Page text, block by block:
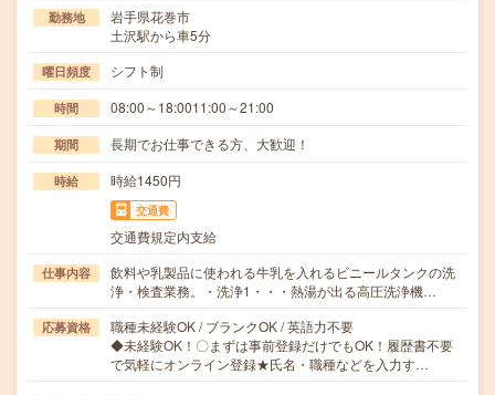
勤務地
岩手県花巻市
土沢駅から車5分
曜日頻度 シフト制
時間 08:00～18:0011:00～21:00
期間 長期でお仕事できる方、大歓迎！
時給 時給1450円
交通費
交通費規定内支給
仕事内容
飲料や乳製品に使われる牛乳を入れるビニールタンクの洗
浄・検査業務。・洗浄1・・・熱湯が出る高圧洗浄機…
応募資格
職種未経験OK / ブランクOK / 英語力不要
◆未経験OK！〇まずは事前登録だけでもOK！履歴書不要
で気軽にオンライン登録★氏名・職種などを入力す…